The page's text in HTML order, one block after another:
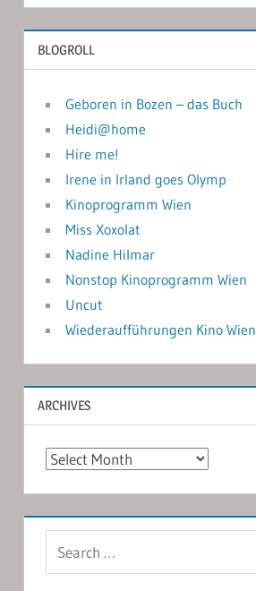
BLOGROLL
Geboren in Bozen – das Buch
Heidi@home
Hire me!
Irene in Irland goes Olymp
Kinoprogramm Wien
Miss Xoxolat
Nadine Hilmar
Nonstop Kinoprogramm Wien
Uncut
Wiederaufführungen Kino Wien
ARCHIVES
Archives